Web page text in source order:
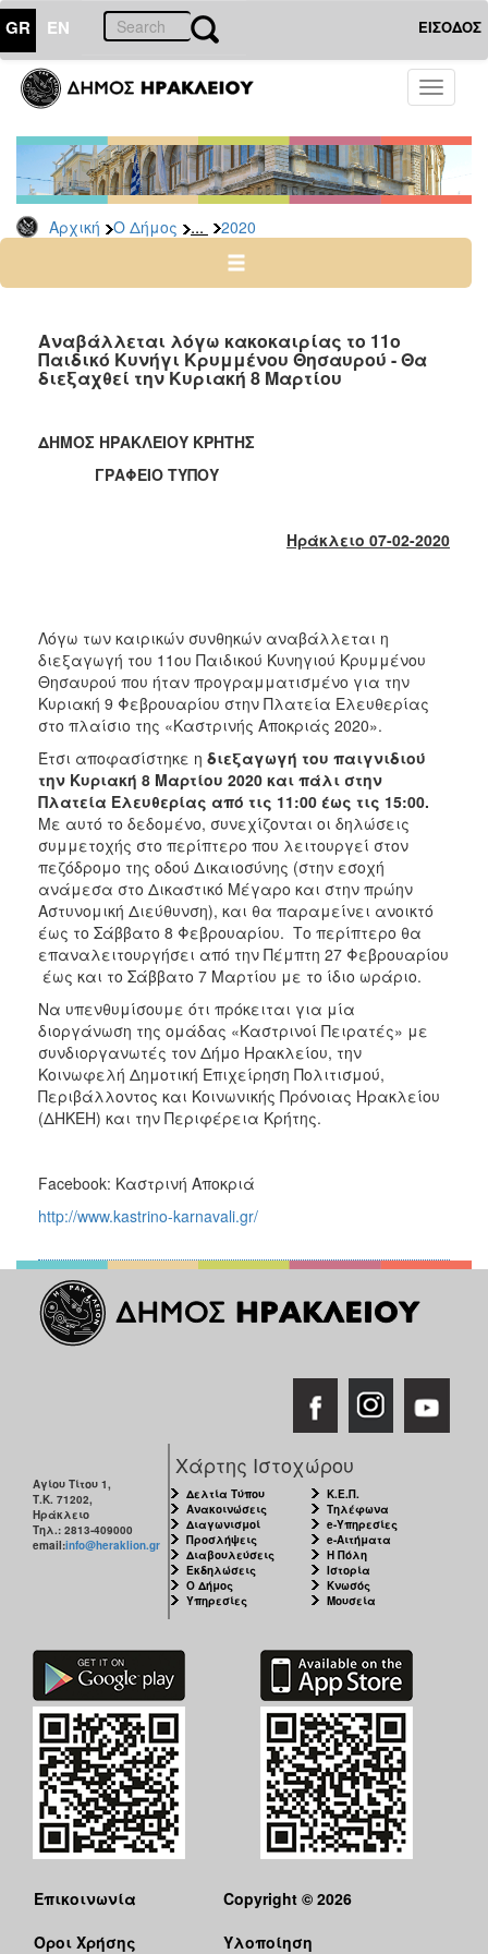
GR EN ΕΙΣΟΔΟΣ
Toggle
Αρχική Ο Δήμος ... 2020
ΔΗΜΟΣ
Δελτία
Τύπου
Αρχείο
2026
2024
2022
2021
2012
2011
2010
2006
ΤΟΠΟΣ
ΠΟΛΙΤΙΣΜΟΣ
ΑΝΘΕΚΤΙΚΗ
ΠΟΛΗ
Αναβάλλεται λόγω κακοκαιρίας το 11ο
Παιδικό Κυνήγι Κρυμμένου Θησαυρού - Θα
διεξαχθεί την Κυριακή 8 Μαρτίου
ΔΗΜΟΣ ΗΡΑΚΛΕΙΟΥ ΚΡΗΤΗΣ
ΓΡΑΦΕΙΟ ΤΥΠΟΥ
Ηράκλειο 07-02-2020
Λόγω των καιρικών συνθηκών αναβάλλεται η
διεξαγωγή του 11ου Παιδικού Κυνηγιού Κρυμμένου
Θησαυρού που ήταν προγραμματισμένο για την
Κυριακή 9 Φεβρουαρίου στην Πλατεία Ελευθερίας
στο πλαίσιο της «Καστρινής Αποκριάς 2020».
Έτσι αποφασίστηκε η διεξαγωγή του παιγνιδιού
την Κυριακή 8 Μαρτίου 2020 και πάλι στην
Πλατεία Ελευθερίας από τις 11:00 έως τις 15:00.
Με αυτό το δεδομένο, συνεχίζονται οι δηλώσεις
συμμετοχής στο περίπτερο που λειτουργεί στον
πεζόδρομο της οδού Δικαιοσύνης (στην εσοχή
ανάμεσα στο Δικαστικό Μέγαρο και στην πρώην
Αστυνομική Διεύθυνση), και θα παραμείνει ανοικτό
έως το Σάββατο 8 Φεβρουαρίου. Το περίπτερο θα
επαναλειτουργήσει από την Πέμπτη 27 Φεβρουαρίου
έως και το Σάββατο 7 Μαρτίου με το ίδιο ωράριο.
Να υπενθυμίσουμε ότι πρόκειται για μία
διοργάνωση της ομάδας «Καστρινοί Πειρατές» με
συνδιοργανωτές τον Δήμο Ηρακλείου, την
Κοινωφελή Δημοτική Επιχείρηση Πολιτισμού,
Περιβάλλοντος και Κοινωνικής Πρόνοιας Ηρακλείου
(ΔΗΚΕΗ) και την Περιφέρεια Κρήτης.
Facebook: Καστρινή Αποκριά
http://www.kastrino-karnavali.gr/
Αγίου Τίτου 1,
Τ.Κ. 71202,
Ηράκλειο
Τηλ.: 2813-409000
email:info@heraklion.gr
Χάρτης Ιστοχώρου
Δελτία Τύπου
Ανακοινώσεις
Διαγωνισμοί
Προσλήψεις
Διαβουλεύσεις
Εκδηλώσεις
Ο Δήμος
Υπηρεσίες
Κ.Ε.Π.
Τηλέφωνα
e-Υπηρεσίες
e-Αιτήματα
Η Πόλη
Ιστορία
Κνωσός
Μουσεία
Επικοινωνία
Όροι Χρήσης
Copyright © 2026
Υλοποίηση